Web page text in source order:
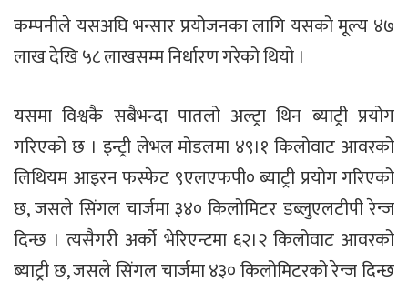
कम्पनीले यसअघि भन्सार प्रयोजनका लागि यसको मूल्य ४७
लाख देखि ५८ लाखसम्म निर्धारण गरेको थियो ।
यसमा विश्वकै सबैभन्दा पातलो अल्ट्रा थिन ब्याट्री प्रयोग
गरिएको छ । इन्ट्री लेभल मोडलमा ४९।१ किलोवाट आवरको
लिथियम आइरन फस्फेट ९एलएफपी० ब्याट्री प्रयोग गरिएको
छ, जसले सिंगल चार्जमा ३४० किलोमिटर डब्लुएलटीपी रेन्ज
दिन्छ । त्यसैगरी अर्को भेरिएन्टमा ६२।२ किलोवाट आवरको
ब्याट्री छ, जसले सिंगल चार्जमा ४३० किलोमिटरको रेन्ज दिन्छ